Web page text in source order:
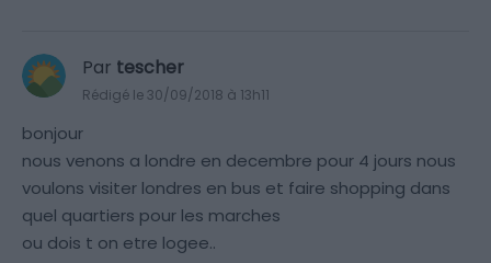
Par tescher
Rédigé le 30/09/2018 à 13h11
bonjour
nous venons a londre en decembre pour 4 jours nous
voulons visiter londres en bus et faire shopping dans
quel quartiers pour les marches
ou dois t on etre logee..